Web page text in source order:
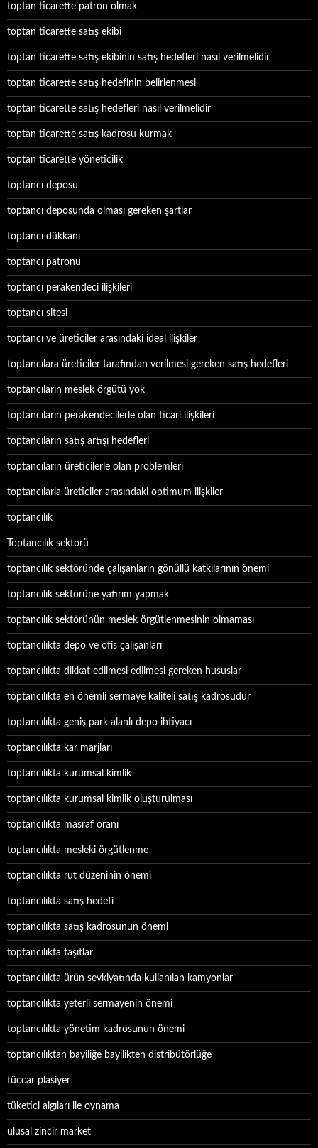
toptan ticarette patron olmak
toptan ticarette satış ekibi
toptan ticarette satış ekibinin satış hedefleri nasıl verilmelidir
toptan ticarette satış hedefinin belirlenmesi
toptan ticarette satış hedefleri nasıl verilmelidir
toptan ticarette satış kadrosu kurmak
toptan ticarette yöneticilik
toptancı deposu
toptancı deposunda olması gereken şartlar
toptancı dükkanı
toptancı patronu
toptancı perakendeci ilişkileri
toptancı sitesi
toptancı ve üreticiler arasındaki ideal ilişkiler
toptancılara üreticiler tarafından verilmesi gereken satış hedefleri
toptancıların meslek örgütü yok
toptancıların perakendecilerle olan ticari ilişkileri
toptancıların satış artışı hedefleri
toptancıların üreticilerle olan problemleri
toptancılarla üreticiler arasındaki optimum ilişkiler
toptancılık
Toptancılık sektorü
toptancılık sektöründe çalışanların gönüllü katkılarının önemi
toptancılık sektörüne yatırım yapmak
toptancılık sektörünün meslek örgütlenmesinin olmaması
toptancılıkta depo ve ofis çalışanları
toptancılıkta dikkat edilmesi edilmesi gereken hususlar
toptancılıkta en önemli sermaye kaliteli satış kadrosudur
toptancılıkta geniş park alanlı depo ihtiyacı
toptancılıkta kar marjları
toptancılıkta kurumsal kimlik
toptancılıkta kurumsal kimlik oluşturulması
toptancılıkta masraf oranı
toptancılıkta mesleki örgütlenme
toptancılıkta rut düzeninin önemi
toptancılıkta satış hedefi
toptancılıkta satış kadrosunun önemi
toptancılıkta taşıtlar
toptancılıkta ürün sevkiyatında kullanılan kamyonlar
toptancılıkta yeterli sermayenin önemi
toptancılıkta yönetim kadrosunun önemi
toptancılıktan bayiliğe bayilikten distribütörlüğe
tüccar plasiyer
tüketici algıları ile oynama
ulusal zincir market